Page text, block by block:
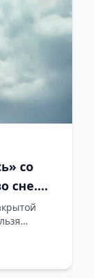
со
сне.
лет